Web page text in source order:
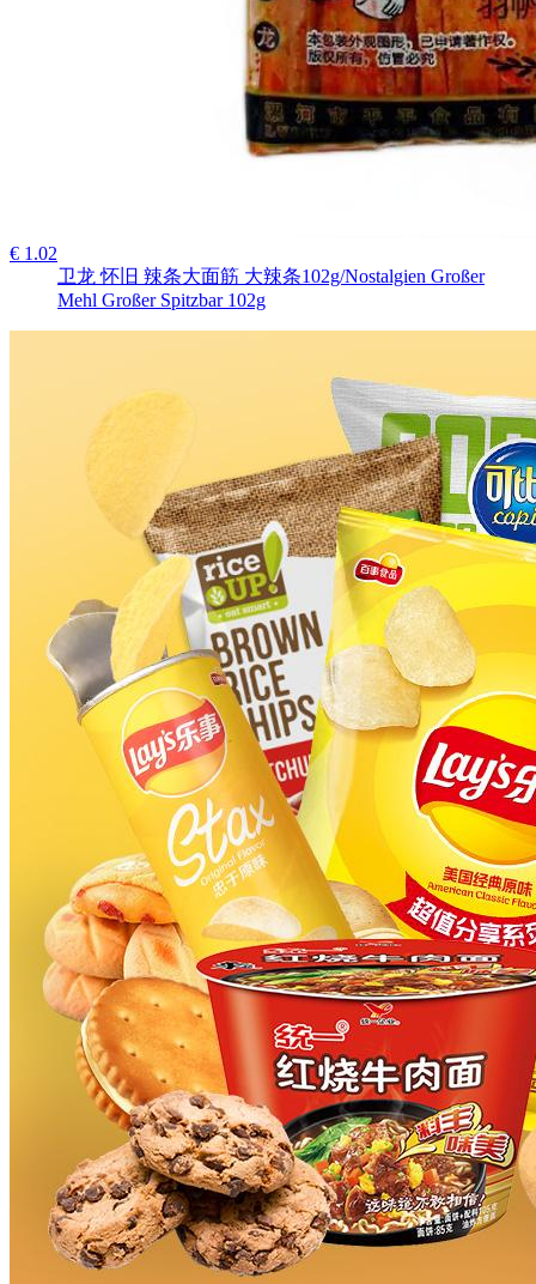
€ 1.02
卫龙 怀旧 辣条大面筋 大辣条102g/Nostalgien Großer
Mehl Großer Spitzbar 102g